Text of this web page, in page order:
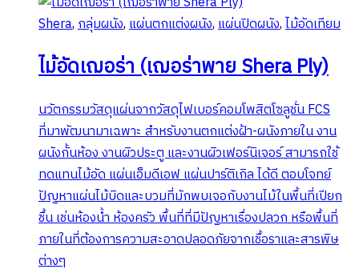
Shera,กลุ่มผนัง,แผ่นตกแต่งผนัง,แผ่นปิดผนัง,ไม้อัดเทียม
ไม้อัดเฌอร่า (เฌอร่าพาย Shera Ply)
นวัตกรรมวัสดุแผ่นจากวัสดุไฟเบอร์คอมโพสิตโซลูชั่น FCS
ที่มาพัฒนามาเฉพาะ สำหรับงานตกแต่งฝ้า-ผนังภายใน งาน
ผนังกั้นห้อง งานผิวประตู และงานผิวเฟอร์นิเจอร์ สามารถใช้
ทดแทนไม้อัด แผ่นเอ็มดีเอฟ แผ่นปาร์ติเกิล ได้ดี ตอบโจทย์
ปัญหาแผ่นไม้บิดและบวมที่มักพบเจอกับงานไม้ในพื้นที่เปียก
ชื้น เช่นห้องน้ำ ห้องครัว พื้นที่ที่มีปัญหาเรื่องปลวก หรือพื้นที่
ภายในที่ต้องการความสะอาดปลอดภัยจากเชื้อราและสารพิษ
ต่างๆ